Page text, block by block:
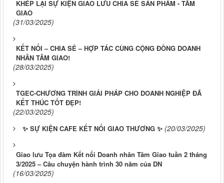
KHÉP LẠI SỰ KIỆN GIAO LƯU CHIA SẺ SẢN PHẨM - TÂM
GIAO
(31/03/2025)
KẾT NỐI – CHIA SẺ – HỢP TÁC CÙNG CỘNG ĐỒNG DOANH
NHÂN TÂM GIAO!
(28/03/2025)
TGEC-CHƯƠNG TRÌNH GIẢI PHÁP CHO DOANH NGHIỆP ĐÃ
KẾT THÚC TỐT ĐẸP!
(22/03/2025)
✨ SỰ KIỆN CAFE KẾT NỐI GIAO THƯƠNG ✨ (20/03/2025)
Giao lưu Tọa đàm Kết nối Doanh nhân Tâm Giao tuần 2 tháng
3/2025 – Câu chuyện hành trình 30 năm của DN
(16/03/2025)